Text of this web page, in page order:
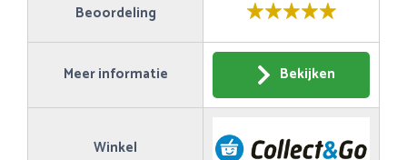
Beoordeling
Meer informatie Bekijken
Winkel